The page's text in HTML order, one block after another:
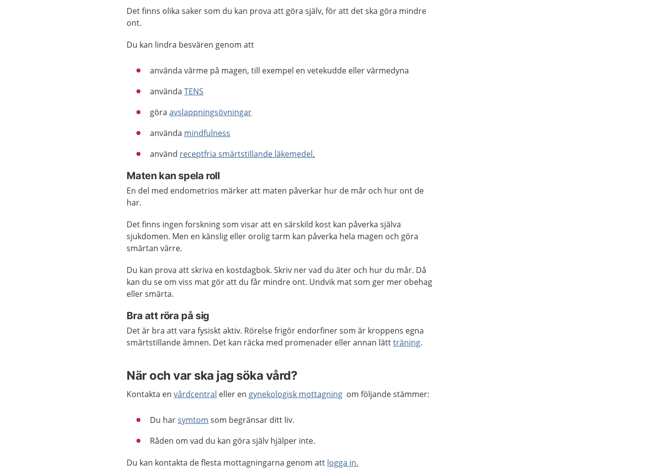
Det finns olika saker som du kan prova att göra själv, för att det ska göra mindre
ont.
Du kan lindra besvären genom att
använda värme på magen, till exempel en vetekudde eller värmedyna
användaTENS
göraavslappningsövningar
använda mindfulness
använd receptfria smärtstillande läkemedel.
Maten kan spela roll
En del med endometrios märker att maten påverkar hur de mår och hur ont de
har.
Det finns ingen forskning som visar att en särskild kost kan påverka själva
sjukdomen. Men en känslig eller orolig tarm kan påverka hela magen och göra
smärtan värre.
Du kan prova att skriva en kostdagbok. Skriv ner vad du äter och hur du mår. Då
kan du se om viss mat gör att du får mindre ont. Undvik mat som ger mer obehag
eller smärta.
Bra att röra på sig
Det är bra att vara fysiskt aktiv. Rörelse frigör endorfiner som är kroppens egna
smärtstillande ämnen. Det kan räcka med promenader eller annan lättträning.
När och var ska jag söka vård?
Kontakta envårdcentral eller en gynekologisk mottagning om följande stämmer:
Du harsymtom som begränsar ditt liv.
Råden om vad du kan göra själv hjälper inte.
Du kan kontakta de flesta mottagningarna genom att logga in.